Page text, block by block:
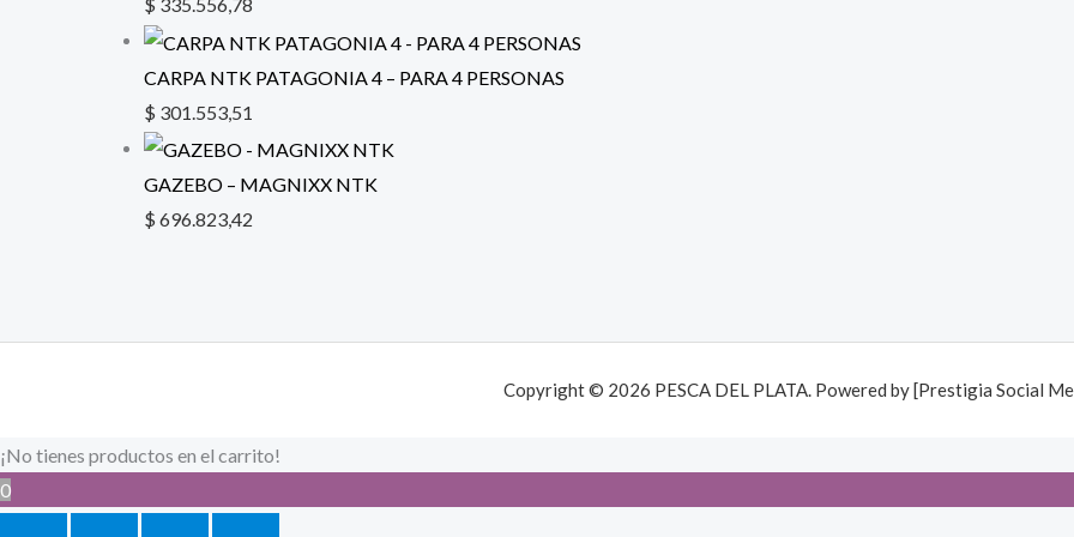
$ 335.556,78
CARPA NTK PATAGONIA 4 – PARA 4 PERSONAS
$ 301.553,51
GAZEBO – MAGNIXX NTK
$ 696.823,42
Copyright © 2026 PESCA DEL PLATA. Powered by [Prestigia Social
¡No tienes productos en el carrito!
0